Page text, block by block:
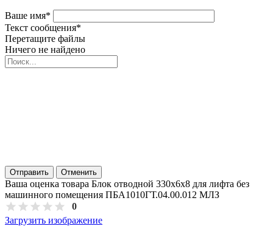
Ваше имя*
Текст сообщения*
Перетащите файлы
Ничего не найдено
Отправить Отменить
Ваша оценка товара Блок отводной 330х6х8 для лифта без
машинного помещения ПБА1010ГТ.04.00.012 МЛЗ
0
Загрузить изображение